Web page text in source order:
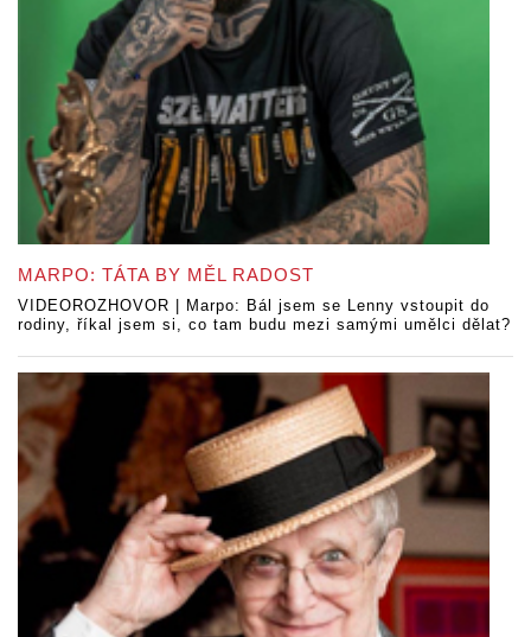
MARPO: TÁTA BY MĚL RADOST
VIDEOROZHOVOR | Marpo: Bál jsem se Lenny vstoupit do
rodiny, říkal jsem si, co tam budu mezi samými umělci dělat?